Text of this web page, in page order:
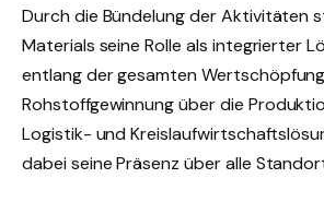
Durch die Bündelung der Aktivitäten
Materials seine Rolle als integrierter
entlang der gesamten
Rohstoffgewinnung über die
Logistik- und
dabei seine Präsenz über alle